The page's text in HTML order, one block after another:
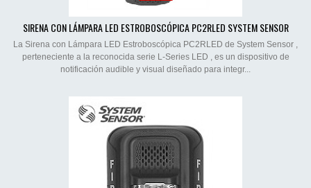
SIRENA CON LÁMPARA LED ESTROBOSCÓPICA PC2RLED SYSTEM SENSOR
La Sirena con Lámpara LED Estroboscópica PC2RLED de System Sensor ,
perteneciente a la reconocida serie L-Series LED , es un dispositivo de
notificación audible y visual diseñado para integr...